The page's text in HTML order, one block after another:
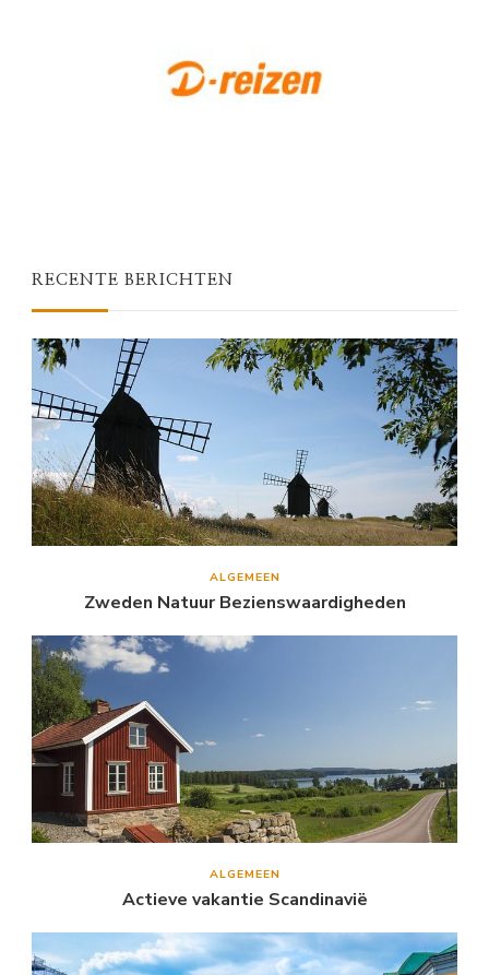
RECENTE BERICHTEN
ALGEMEEN
Zweden Natuur Bezienswaardigheden
ALGEMEEN
Actieve vakantie Scandinavië